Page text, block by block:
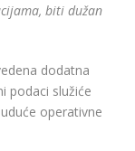
biti dužan
dodatna
podaci služiće
operativne